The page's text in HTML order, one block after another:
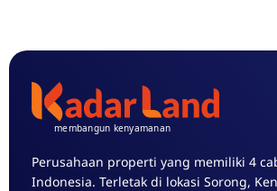
Perusahaan properti yang memiliki 4
Indonesia. Terletak di lokasi Sorong,